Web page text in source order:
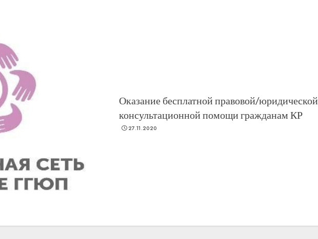
Оказание бесплатной правовой/юридической
консультационной помощи гражданам КР
27.11.2020